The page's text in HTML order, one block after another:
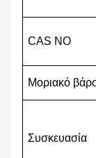
CAS NO
Μοριακό
Συσκευασία